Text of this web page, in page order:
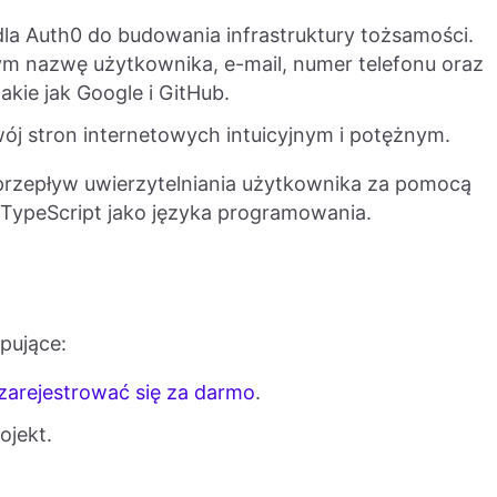
Auth0 do budowania infrastruktury tożsamości.
nazwę użytkownika, e-mail, numer telefonu oraz
jak Google i GitHub.
stron internetowych intuicyjnym i potężnym.
uwierzytelniania użytkownika za pomocą
jako języka programowania.
się za darmo.